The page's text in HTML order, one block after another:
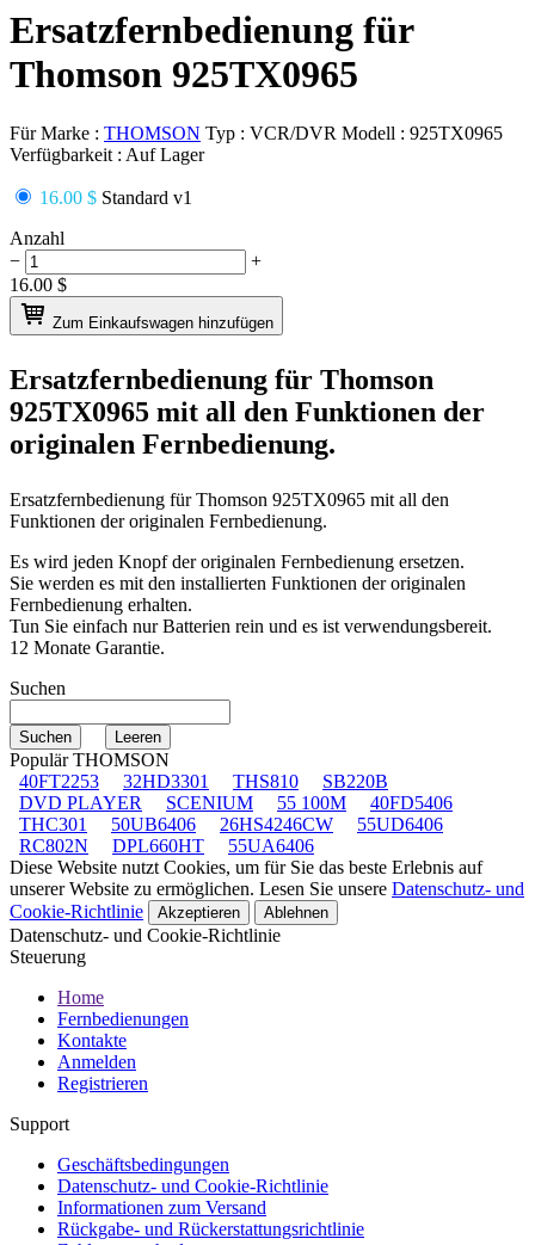
Ersatzfernbedienung für
Thomson 925TX0965
Für Marke : THOMSON Typ : VCR/DVR Modell : 925TX0965
Verfügbarkeit : Auf Lager
16.00 $ Standard v1
Anzahl
−
+
16.00 $
Zum Einkaufswagen hinzufügen
Ersatzfernbedienung für Thomson
925TX0965 mit all den Funktionen der
originalen Fernbedienung.
Ersatzfernbedienung fürThomson 925TX0965 mit all den
Funktionen der originalen Fernbedienung.
Es wird jeden Knopf der originalen Fernbedienung ersetzen.
Sie werden es mit den installierten Funktionen der originalen
Fernbedienung erhalten.
Tun Sie einfach nur Batterien rein und es ist verwendungsbereit.
12 Monate Garantie.
Suchen
Populär THOMSON
40FT2253
32HD3301 THS810
SB220B
DVD PLAYER
SCENIUM 55 100M
40FD5406
THC301
50UB6406 26HS4246CW
55UD6406
RC802N
DPL660HT
55UA6406
Diese Website nutzt Cookies, um für Sie das beste Erlebnis auf
unserer Website zu ermöglichen. Lesen Sie unsere Datenschutz- und
Cookie-Richtlinie
Akzeptieren Ablehnen
Datenschutz- und Cookie-Richtlinie
Steuerung
Home
Fernbedienungen
Kontakte
Anmelden
Registrieren
Support
Geschäftsbedingungen
Datenschutz- und Cookie-Richtlinie
Informationen zum Versand
Rückgabe- und Rückerstattungsrichtlinie